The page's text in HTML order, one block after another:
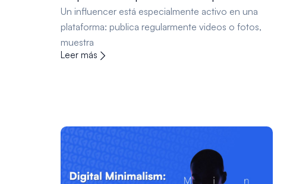
Un influencer está especialmente activo en una
plataforma: publica regularmente videos o fotos,
muestra
Leer más